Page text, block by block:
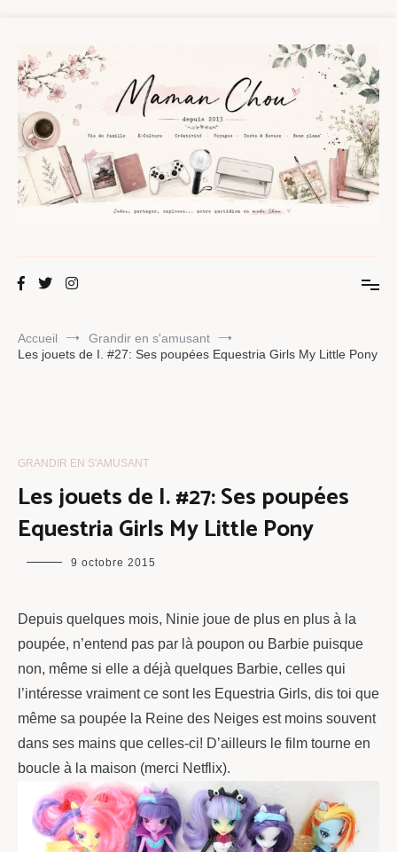
contenu
Maman Chou
Accueil
Grandir en s'amusant
Les jouets de I. #27: Ses poupées Equestria Girls My Little Pony
GRANDIR EN S'AMUSANT
Les jouets de I. #27: Ses poupées
Equestria Girls My Little Pony
maman
9 octobre 2015
Depuis quelques mois, Ninie joue de plus en plus à la
poupée, n’entend pas par là poupon ou Barbie puisque
non, même si elle a déjà quelques Barbie, celles qui
l’intéresse vraiment ce sont les Equestria Girls, dis toi que
même sa poupée la Reine des Neiges est moins souvent
dans ses mains que celles-ci! D’ailleurs le film tourne en
boucle à la maison (merci Netflix).